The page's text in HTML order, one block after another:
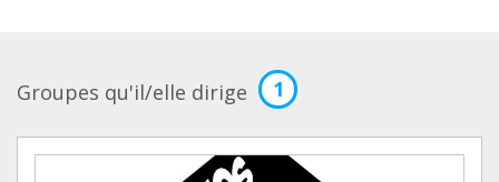
Groupes qu'il/elle dirige 1